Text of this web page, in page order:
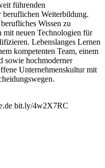
führenden
beruflichen Weiterbildung.
Wissen zu
mit neuen Technologien für
Lebenslanges Lernen
kompetenten Team, einem
sowie hochmoderner
Unternehmenskultur mit
bit.ly/4w2X7RC